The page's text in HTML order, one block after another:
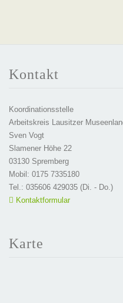
Kontakt
Koordinationsstelle
Arbeitskreis Lausitzer
Sven Vogt
Slamener Höhe 22
03130 Spremberg
Mobil: 0175 7335180
Tel.: 035606 429035 (Di. - Do.)
Kontaktformular
Karte